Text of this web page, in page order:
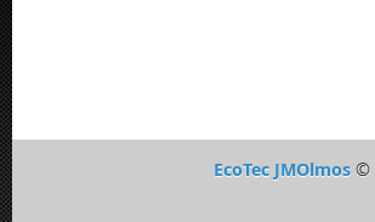
EcoTec JMOlmos©